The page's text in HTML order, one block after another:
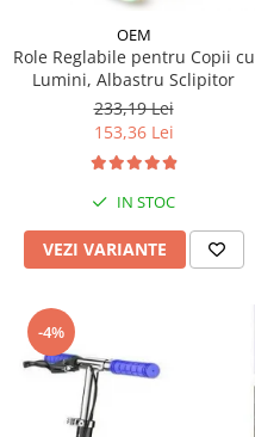
OEM
Role Reglabile pentru Copii cu
Lumini, Albastru Sclipitor
233,19 Lei
153,36 Lei
IN STOC
VEZI VARIANTE
-4%